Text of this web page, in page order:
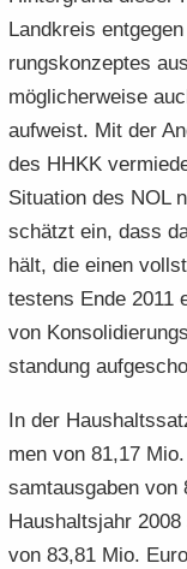
Land­kreis
rungs­kon­zep­tes
mög­li­cher­wei­se
auf­weist. Mit der
des HHKK
Si­tua­ti­on des NOL
schätzt ein, dass
hält, die einen
tes­tens Ende 2011
von
stan­dung
In der
men von 81,17
samt­aus­ga­ben von
Haus­halts­jahr
von 83,81 Mio.